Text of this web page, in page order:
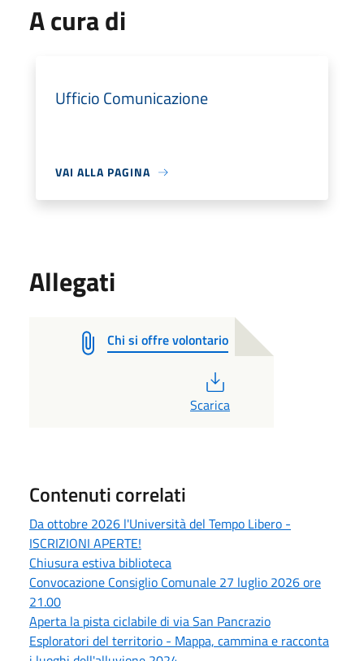
A cura di
Ufficio Comunicazione
VAI ALLA PAGINA
Allegati
Chi si offre volontario
Scarica
Contenuti correlati
Da ottobre 2026 l'Università del Tempo Libero -
ISCRIZIONI APERTE!
Chiusura estiva biblioteca
Convocazione Consiglio Comunale 27 luglio 2026 ore
21.00
Aperta la pista ciclabile di via San Pancrazio
Esploratori del territorio - Mappa, cammina e racconta